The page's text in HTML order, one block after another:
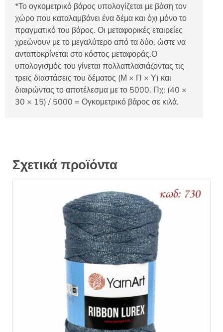
*Το ογκομετρικό βάρος υπολογίζεται με βάση τον
χώρο που καταλαμβάνει ένα δέμα και όχι μόνο το
πραγματικό του βάρος. Οι μεταφορικές εταιρείες
χρεώνουν με το μεγαλύτερο από τα δύο, ώστε να
ανταποκρίνεται στο κόστος μεταφοράς.Ο
υπολογισμός του γίνεται πολλαπλασιάζοντας τις
τρεις διαστάσεις του δέματος (Μ × Π × Υ) και
διαιρώντας το αποτέλεσμα με το 5000. Πχ: (40 ×
30 × 15) / 5000 = Ογκομετρικό βάρος σε κιλά.
Σχετικά προϊόντα